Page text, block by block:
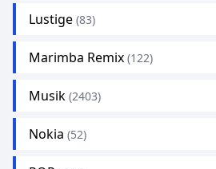
Lustige (83)
Marimba Remix (122)
Musik (2403)
Nokia (52)